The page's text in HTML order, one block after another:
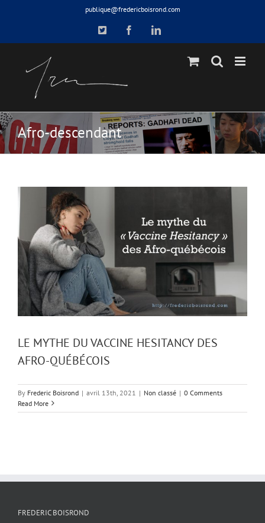
publique@fredericboisrond.com
X FacebookLinkedIn
Afro-descendant
LE MYTHE DU VACCINE HESITANCY DES
AFRO-QUÉBÉCOIS
By Frederic Boisrond | avril 13th, 2021 | Non classé | 0 Comments
Read More
FREDERIC BOISROND